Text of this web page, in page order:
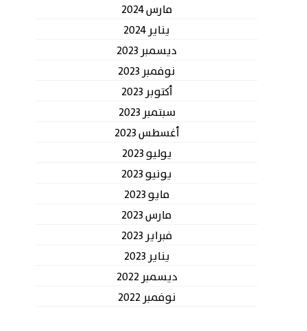
مارس 2024
يناير 2024
ديسمبر 2023
نوفمبر 2023
أكتوبر 2023
سبتمبر 2023
أغسطس 2023
يوليو 2023
يونيو 2023
مايو 2023
مارس 2023
فبراير 2023
يناير 2023
ديسمبر 2022
نوفمبر 2022